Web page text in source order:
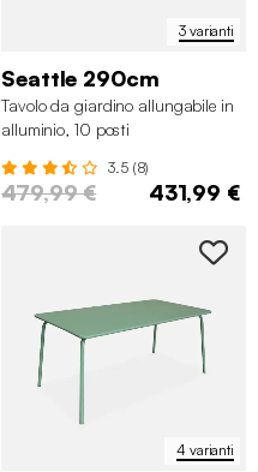
3 varianti
Seattle 290cm
Tavolo da giardino allungabile in
alluminio, 10 posti
3.5 (8)
479,99 € 431,99 €
4 varianti